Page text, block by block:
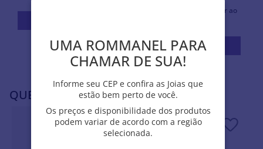
Avise-me quando retornar ao
Avise-me
QUEM VIU, VIU TAMBÉM
UMA ROMMANEL PARA
CHAMAR DE SUA!
Informe seu CEP e confira as Joias que
estão bem perto de você.
Os preços e disponibilidade dos produtos
podem variar de acordo com a região
selecionada.
UMA ROMMANEL PARA
CHAMAR DE SUA!
Informe seu CEP e confira as Joias que
estão bem perto de você.
Os preços e disponibilidade dos produtos
podem variar de acordo com a região
selecionada.